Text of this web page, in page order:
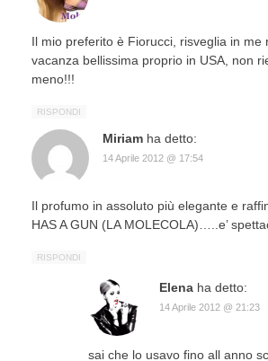
Il mio preferito è Fiorucci, risveglia in me
vacanza bellissima proprio in USA, non
meno!!!
RISPONDI
Miriam ha detto:
14 Aprile 2012 @ 17:54
Il profumo in assoluto più elegante e
HAS A GUN (LA MOLECOLA)…..e’
RISPONDI
Elena ha detto:
14 Aprile 2012 @ 21:23
sai che lo usavo fino all anno